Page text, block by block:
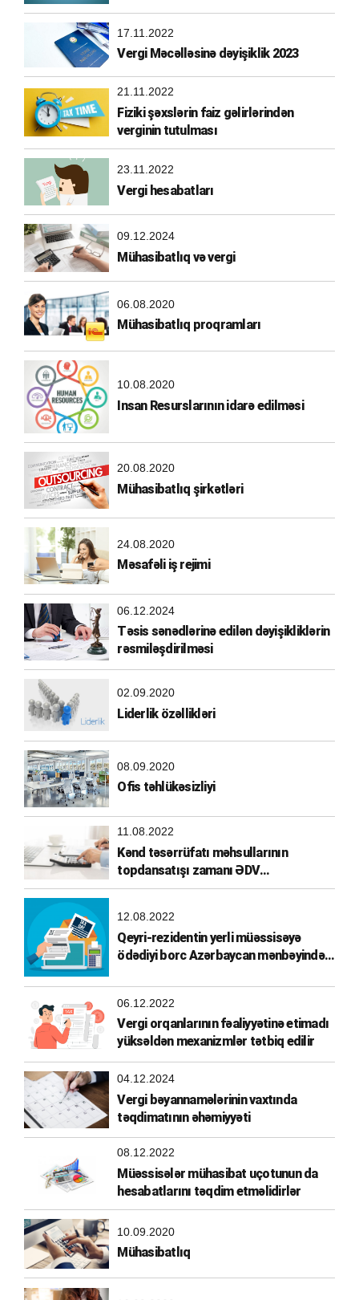
17.11.2022
Vergi Məcəlləsinə dəyişiklik 2023
21.11.2022
Fiziki şəxslərin faiz gəlirlərindən
verginin tutulması
23.11.2022
Vergi hesabatları
09.12.2024
Mühasibatlıq və vergi
06.08.2020
Mühasibatlıq proqramları
10.08.2020
Insan Resurslarının idarə edilməsi
20.08.2020
Mühasibatlıq şirkətləri
24.08.2020
Məsafəli iş rejimi
06.12.2024
Təsis sənədlərinə edilən dəyişikliklərin
rəsmiləşdirilməsi
02.09.2020
Liderlik özəllikləri
08.09.2020
Ofis təhlükəsizliyi
11.08.2022
Kənd təsərrüfatı məhsullarının
topdansatışı zamanı ƏDV
hesablanması
12.08.2022
Qeyri-rezidentin yerli müəssisəyə
ödədiyi borc Azərbaycan mənbəyindən
06.12.2022
Vergi orqanlarının fəaliyyətinə etimadı
yüksəldən mexanizmlər tətbiq edilir
04.12.2024
Vergi bəyannamələrinin vaxtında
təqdimatının əhəmiyyəti
08.12.2022
Müəssisələr mühasibat uçotunun da
hesabatlarını təqdim etməlidirlər
10.09.2020
Mühasibatlıq